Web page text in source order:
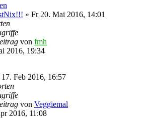
» Fr 20. Mai 2016, 14:01
von fmh
2016, 19:34
Feb 2016, 16:57
von Veggiemal
2016, 11:08